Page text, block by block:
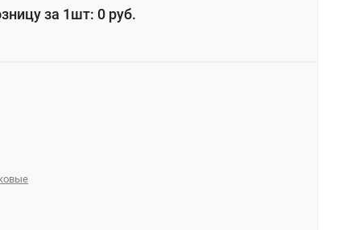
за 1шт: 0 руб.